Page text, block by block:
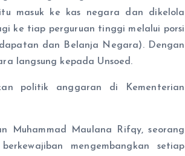
masuk ke kas negara dan dikelola
ke tiap perguruan tinggi melalui porsi
dan Belanja Negara). Dengan
langsung kepada Unsoed.
politik anggaran di Kementerian
Muhammad Maulana Rifqy, seorang
mengembangkan setiap